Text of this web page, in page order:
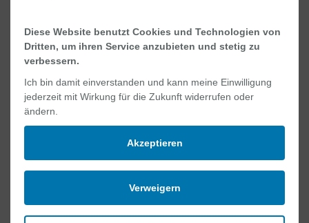
VOLLZEIT
Medizinische Fachangestellte
(m/w/d)
für das MVZ Gastroenterologie
Diese Website benutzt Cookies und Technologien von
Dritten, um ihren Service anzubieten und stetig zu
verbessern.
Ich bin damit einverstanden und kann meine Einwilligung
jederzeit mit Wirkung für die Zukunft widerrufen oder
ändern.
Akzeptieren
Verweigern